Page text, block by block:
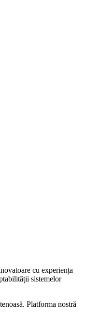
cu experiența
sistemelor
Platforma nostră